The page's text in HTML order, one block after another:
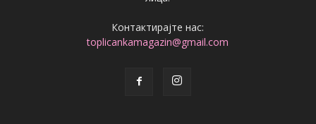
Контактирајте нас:
toplicankamagazin@gmail.com